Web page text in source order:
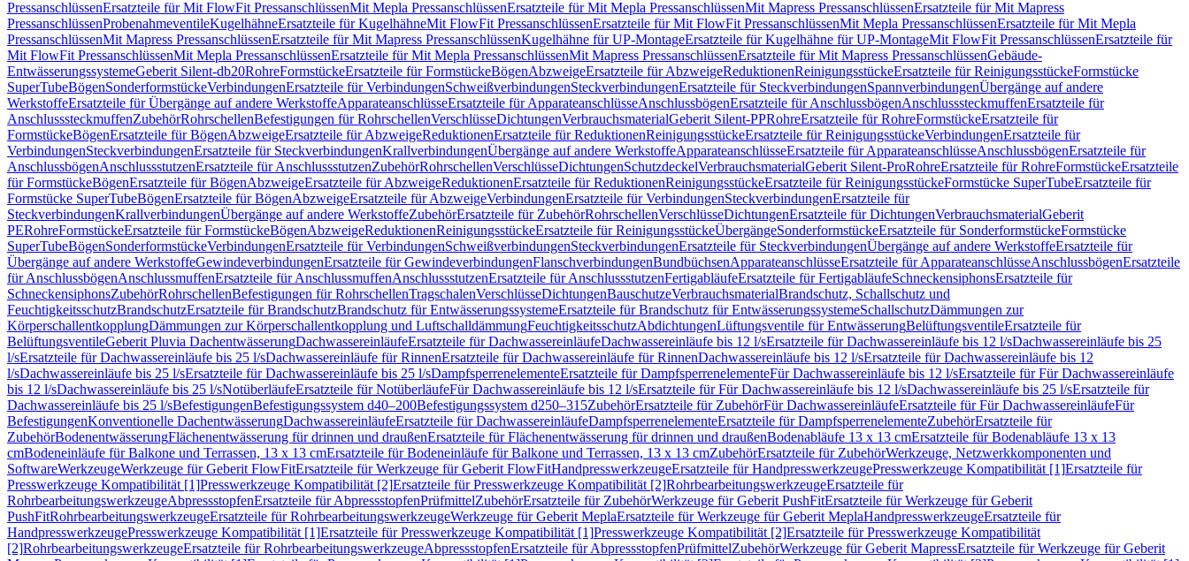
PressanschlüssenErsatzteile für Mit FlowFit PressanschlüssenMit Mepla PressanschlüssenErsatzteile für Mit Mepla PressanschlüssenMit Mapress PressanschlüssenErsatzteile für Mit Mapress
PressanschlüssenProbenahmeventileKugelhähneErsatzteile für KugelhähneMit FlowFit PressanschlüssenErsatzteile für Mit FlowFit PressanschlüssenMit Mepla PressanschlüssenErsatzteile für Mit Mepla
PressanschlüssenMit Mapress PressanschlüssenErsatzteile für Mit Mapress PressanschlüssenKugelhähne für UP-MontageErsatzteile für Kugelhähne für UP-MontageMit FlowFit PressanschlüssenErsatzteile für
Mit FlowFit PressanschlüssenMit Mepla PressanschlüssenErsatzteile für Mit Mepla PressanschlüssenMit Mapress PressanschlüssenErsatzteile für Mit Mapress PressanschlüssenGebäude-
EntwässerungssystemeGeberit Silent-db20RohreFormstückeErsatzteile für FormstückeBögenAbzweigeErsatzteile für AbzweigeReduktionenReinigungsstückeErsatzteile für ReinigungsstückeFormstücke
SuperTubeBögenSonderformstückeVerbindungenErsatzteile für VerbindungenSchweißverbindungenSteckverbindungenErsatzteile für SteckverbindungenSpannverbindungenÜbergänge auf andere
WerkstoffeErsatzteile für Übergänge auf andere WerkstoffeApparateanschlüsseErsatzteile für ApparateanschlüsseAnschlussbögenErsatzteile für AnschlussbögenAnschlusssteckmuffenErsatzteile für
AnschlusssteckmuffenZubehörRohrschellenBefestigungen für RohrschellenVerschlüsseDichtungenVerbrauchsmaterialGeberit Silent-PPRohreErsatzteile für RohreFormstückeErsatzteile für
FormstückeBögenErsatzteile für BögenAbzweigeErsatzteile für AbzweigeReduktionenErsatzteile für ReduktionenReinigungsstückeErsatzteile für ReinigungsstückeVerbindungenErsatzteile für
VerbindungenSteckverbindungenErsatzteile für SteckverbindungenKrallverbindungenÜbergänge auf andere WerkstoffeApparateanschlüsseErsatzteile für ApparateanschlüsseAnschlussbögenErsatzteile für
AnschlussbögenAnschlussstutzenErsatzteile für AnschlussstutzenZubehörRohrschellenVerschlüsseDichtungenSchutzdeckelVerbrauchsmaterialGeberit Silent-ProRohreErsatzteile für RohreFormstückeErsatzteile
für FormstückeBögenErsatzteile für BögenAbzweigeErsatzteile für AbzweigeReduktionenErsatzteile für ReduktionenReinigungsstückeErsatzteile für ReinigungsstückeFormstücke SuperTubeErsatzteile für
Formstücke SuperTubeBögenErsatzteile für BögenAbzweigeErsatzteile für AbzweigeVerbindungenErsatzteile für VerbindungenSteckverbindungenErsatzteile für
SteckverbindungenKrallverbindungenÜbergänge auf andere WerkstoffeZubehörErsatzteile für ZubehörRohrschellenVerschlüsseDichtungenErsatzteile für DichtungenVerbrauchsmaterialGeberit
PERohreFormstückeErsatzteile für FormstückeBögenAbzweigeReduktionenReinigungsstückeErsatzteile für ReinigungsstückeÜbergängeSonderformstückeErsatzteile für SonderformstückeFormstücke
SuperTubeBögenSonderformstückeVerbindungenErsatzteile für VerbindungenSchweißverbindungenSteckverbindungenErsatzteile für SteckverbindungenÜbergänge auf andere WerkstoffeErsatzteile für
Übergänge auf andere WerkstoffeGewindeverbindungenErsatzteile für GewindeverbindungenFlanschverbindungenBundbüchsenApparateanschlüsseErsatzteile für ApparateanschlüsseAnschlussbögenErsatzteile
für AnschlussbögenAnschlussmuffenErsatzteile für AnschlussmuffenAnschlussstutzenErsatzteile für AnschlussstutzenFertigabläufeErsatzteile für FertigabläufeSchneckensiphonsErsatzteile für
SchneckensiphonsZubehörRohrschellenBefestigungen für RohrschellenTragschalenVerschlüsseDichtungenBauschutzeVerbrauchsmaterialBrandschutz, Schallschutz und
FeuchtigkeitsschutzBrandschutzErsatzteile für BrandschutzBrandschutz für EntwässerungssystemeErsatzteile für Brandschutz für EntwässerungssystemeSchallschutzDämmungen zur
KörperschallentkopplungDämmungen zur Körperschallentkopplung und LuftschalldämmungFeuchtigkeitsschutzAbdichtungenLüftungsventile für EntwässerungBelüftungsventileErsatzteile für
BelüftungsventileGeberit Pluvia DachentwässerungDachwassereinläufeErsatzteile für DachwassereinläufeDachwassereinläufe bis 12 l/sErsatzteile für Dachwassereinläufe bis 12 l/sDachwassereinläufe bis 25
l/sErsatzteile für Dachwassereinläufe bis 25 l/sDachwassereinläufe für RinnenErsatzteile für Dachwassereinläufe für RinnenDachwassereinläufe bis 12 l/sErsatzteile für Dachwassereinläufe bis 12
l/sDachwassereinläufe bis 25 l/sErsatzteile für Dachwassereinläufe bis 25 l/sDampfsperrenelementeErsatzteile für DampfsperrenelementeFür Dachwassereinläufe bis 12 l/sErsatzteile für Für Dachwassereinläufe
bis 12 l/sDachwassereinläufe bis 25 l/sNotüberläufeErsatzteile für NotüberläufeFür Dachwassereinläufe bis 12 l/sErsatzteile für Für Dachwassereinläufe bis 12 l/sDachwassereinläufe bis 25 l/sErsatzteile für
Dachwassereinläufe bis 25 l/sBefestigungenBefestigungssystem d40–200Befestigungssystem d250–315ZubehörErsatzteile für ZubehörFür DachwassereinläufeErsatzteile für Für DachwassereinläufeFür
BefestigungenKonventionelle DachentwässerungDachwassereinläufeErsatzteile für DachwassereinläufeDampfsperrenelementeErsatzteile für DampfsperrenelementeZubehörErsatzteile für
ZubehörBodenentwässerungFlächenentwässerung für drinnen und draußenErsatzteile für Flächenentwässerung für drinnen und draußenBodenabläufe 13 x 13 cmErsatzteile für Bodenabläufe 13 x 13
cmBodeneinläufe für Balkone und Terrassen, 13 x 13 cmErsatzteile für Bodeneinläufe für Balkone und Terrassen, 13 x 13 cmZubehörErsatzteile für ZubehörWerkzeuge, Netzwerkkomponenten und
SoftwareWerkzeugeWerkzeuge für Geberit FlowFitErsatzteile für Werkzeuge für Geberit FlowFitHandpresswerkzeugeErsatzteile für HandpresswerkzeugePresswerkzeuge Kompatibilität [1]Ersatzteile für
Presswerkzeuge Kompatibilität [1]Presswerkzeuge Kompatibilität [2]Ersatzteile für Presswerkzeuge Kompatibilität [2]RohrbearbeitungswerkzeugeErsatzteile für
RohrbearbeitungswerkzeugeAbpressstopfenErsatzteile für AbpressstopfenPrüfmittelZubehörErsatzteile für ZubehörWerkzeuge für Geberit PushFitErsatzteile für Werkzeuge für Geberit
PushFitRohrbearbeitungswerkzeugeErsatzteile für RohrbearbeitungswerkzeugeWerkzeuge für Geberit MeplaErsatzteile für Werkzeuge für Geberit MeplaHandpresswerkzeugeErsatzteile für
HandpresswerkzeugePresswerkzeuge Kompatibilität [1]Ersatzteile für Presswerkzeuge Kompatibilität [1]Presswerkzeuge Kompatibilität [2]Ersatzteile für Presswerkzeuge Kompatibilität
[2]RohrbearbeitungswerkzeugeErsatzteile für RohrbearbeitungswerkzeugeAbpressstopfenErsatzteile für AbpressstopfenPrüfmittelZubehörWerkzeuge für Geberit MapressErsatzteile für Werkzeuge für Geberit